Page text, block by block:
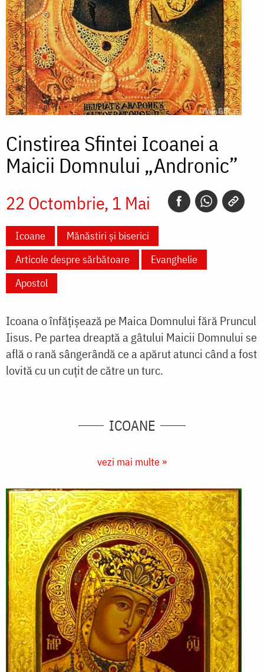
Cinstirea Sfintei Icoanei a
Maicii Domnului „Andronic”
22 Octombrie 1 Mai
Icoane
Mănăstiri și biserici
Articole despre sărbătoare
Evanghelie
Apostol
Icoana o înfățișează pe Maica Domnului fără Pruncul
Iisus. Pe partea dreaptă a gâtului Maicii Domnului se
află o rană sângerândă ce a apărut atunci când a fost
lovită cu un cuțit de către un turc.
ICOANE
vezi mai multe »